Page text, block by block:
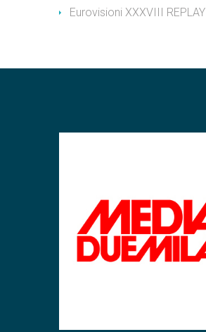
Eurovisioni XXXVIII REPLAY